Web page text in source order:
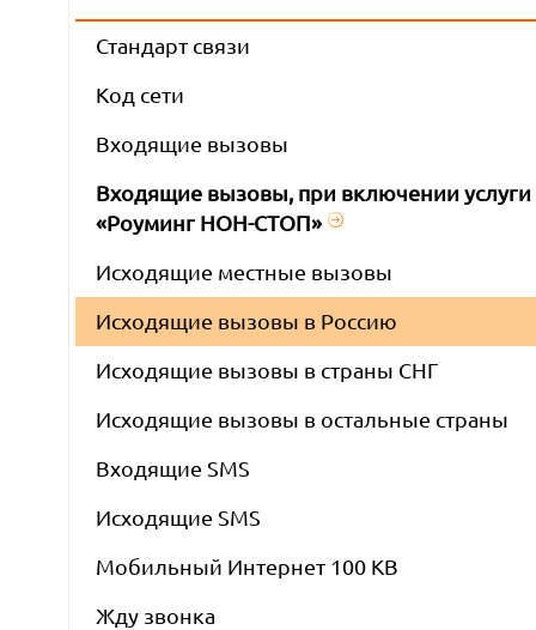
Стандарт связи
Код сети
Входящие вызовы
Входящие вызовы, при включении услуги
«Роуминг НОН-СТОП»
Исходящие местные вызовы
Исходящие вызовы в Россию
Исходящие вызовы в страны СНГ
Исходящие вызовы в остальные страны
Входящие SMS
Исходящие SMS
Мобильный Интернет 100 KB
Жду звонка